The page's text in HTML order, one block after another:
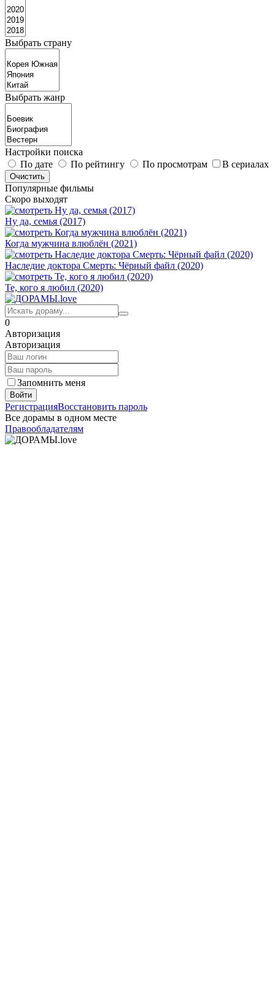
Выбрать страну
Выбрать жанр
Настройки поиска
По дате
По рейтингу По просмотрам В сериалах
Популярные фильмы
Скоро выходят
Ну да, семья (2017)
Когда мужчина влюблён (2021)
Наследие доктора Смерть: Чёрный файл (2020)
Те, кого я любил (2020)
0
Авторизация
Авторизация
Запомнить меня
Войти
РегистрацияВосстановить пароль
Все дорамы в одном месте
Правообладателям